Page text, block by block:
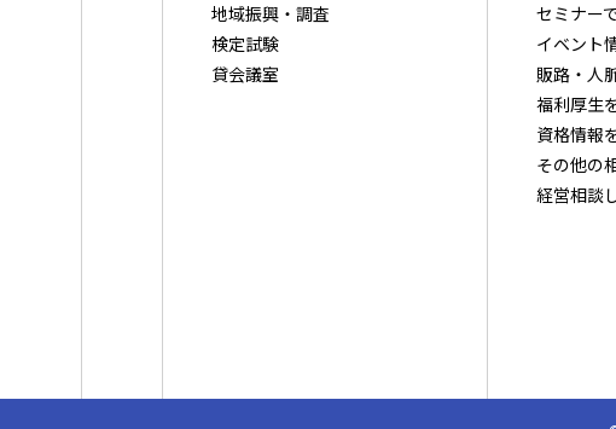
地域振興・調査
検定試験
貸会議室
セミナー
イベント
販路・⼈
福利厚⽣
資格情報
その他の
経営相談